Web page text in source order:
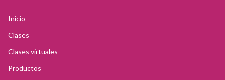
Inicio
Clases
Clases virtuales
Productos